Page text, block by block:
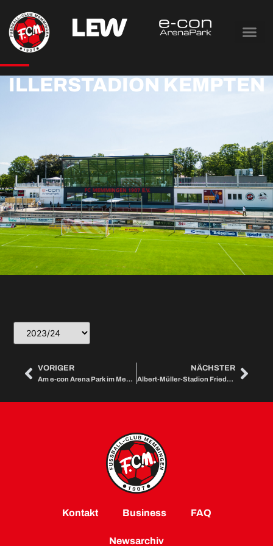
ILLERSTADION KEMPTEN
VORIGER
Am e-con Arena Park im Memminger Stadion
NÄCHSTER
Albert-Müller-Stadion Friedrichshafen-Fischbach
Kontakt Business FAQ
Newsarchiv